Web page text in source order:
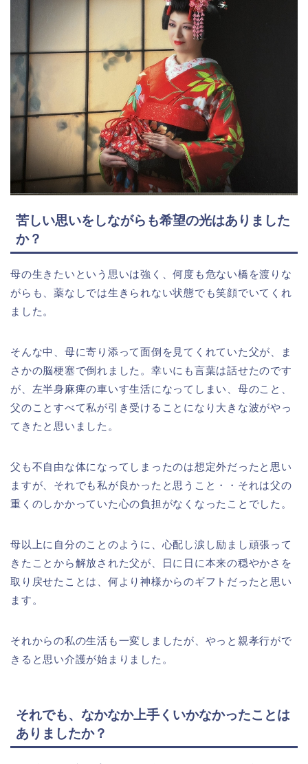
苦しい思いをしながらも希望の光はありました
か？
母の生きたいという思いは強く、何度も危ない橋を渡りな
がらも、薬なしでは生きられない状態でも笑顔でいてくれ
ました。
そんな中、母に寄り添って面倒を見てくれていた父が、ま
さかの脳梗塞で倒れました。幸いにも言葉は話せたのです
が、左半身麻痺の車いす生活になってしまい、母のこと、
父のことすべて私が引き受けることになり大きな波がやっ
てきたと思いました。
父も不自由な体になってしまったのは想定外だったと思い
ますが、それでも私が良かったと思うこと・・それは父の
重くのしかかっていた心の負担がなくなったことでした。
母以上に自分のことのように、心配し涙し励まし頑張って
きたことから解放された父が、日に日に本来の穏やかさを
取り戻せたことは、何より神様からのギフトだったと思い
ます。
それからの私の生活も一変しましたが、やっと親孝行がで
きると思い介護が始まりました。
それでも、なかなか上手くいかなかったことは
ありましたか？